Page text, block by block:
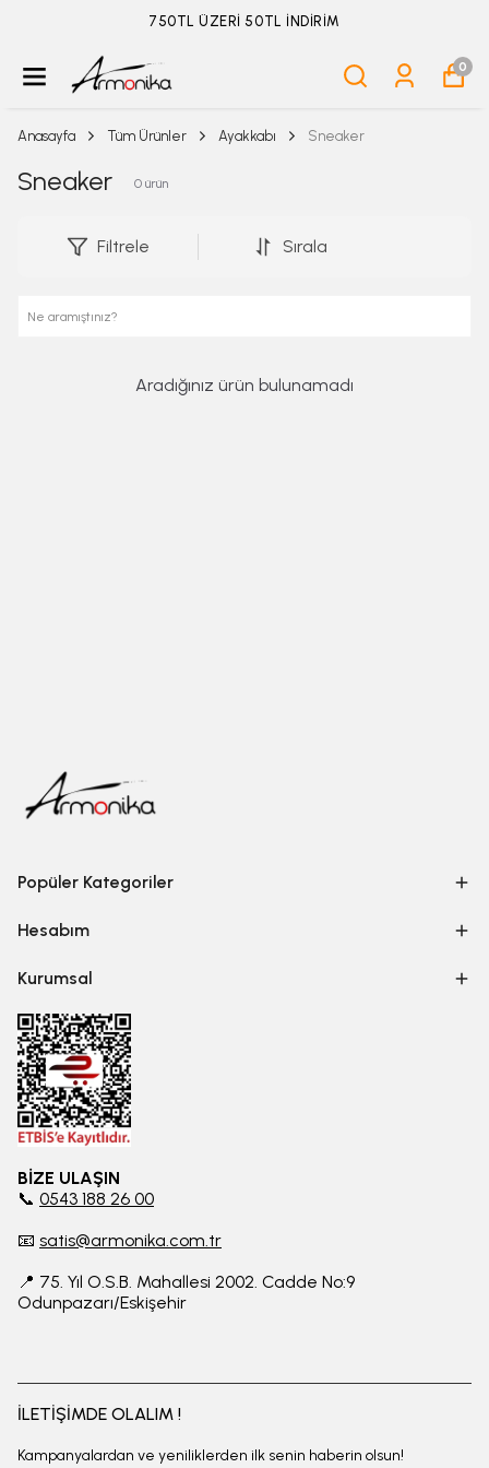
750TL ÜZERİ 50TL İNDİRİM
0
Anasayfa Tüm Ürünler Ayakkabı Sneaker
Sneaker 0 ürün
Filtrele Sırala
Aradığınız ürün bulunamadı
Popüler Kategoriler
Hesabım
Kurumsal
BİZE ULAŞIN
📞 0543 188 26 00
📧 satis@armonika.com.tr
📍 75. Yıl O.S.B. Mahallesi 2002. Cadde No:9
Odunpazarı/Eskişehir
İLETİŞİMDE OLALIM !
Kampanyalardan ve yeniliklerden ilk senin haberin olsun!